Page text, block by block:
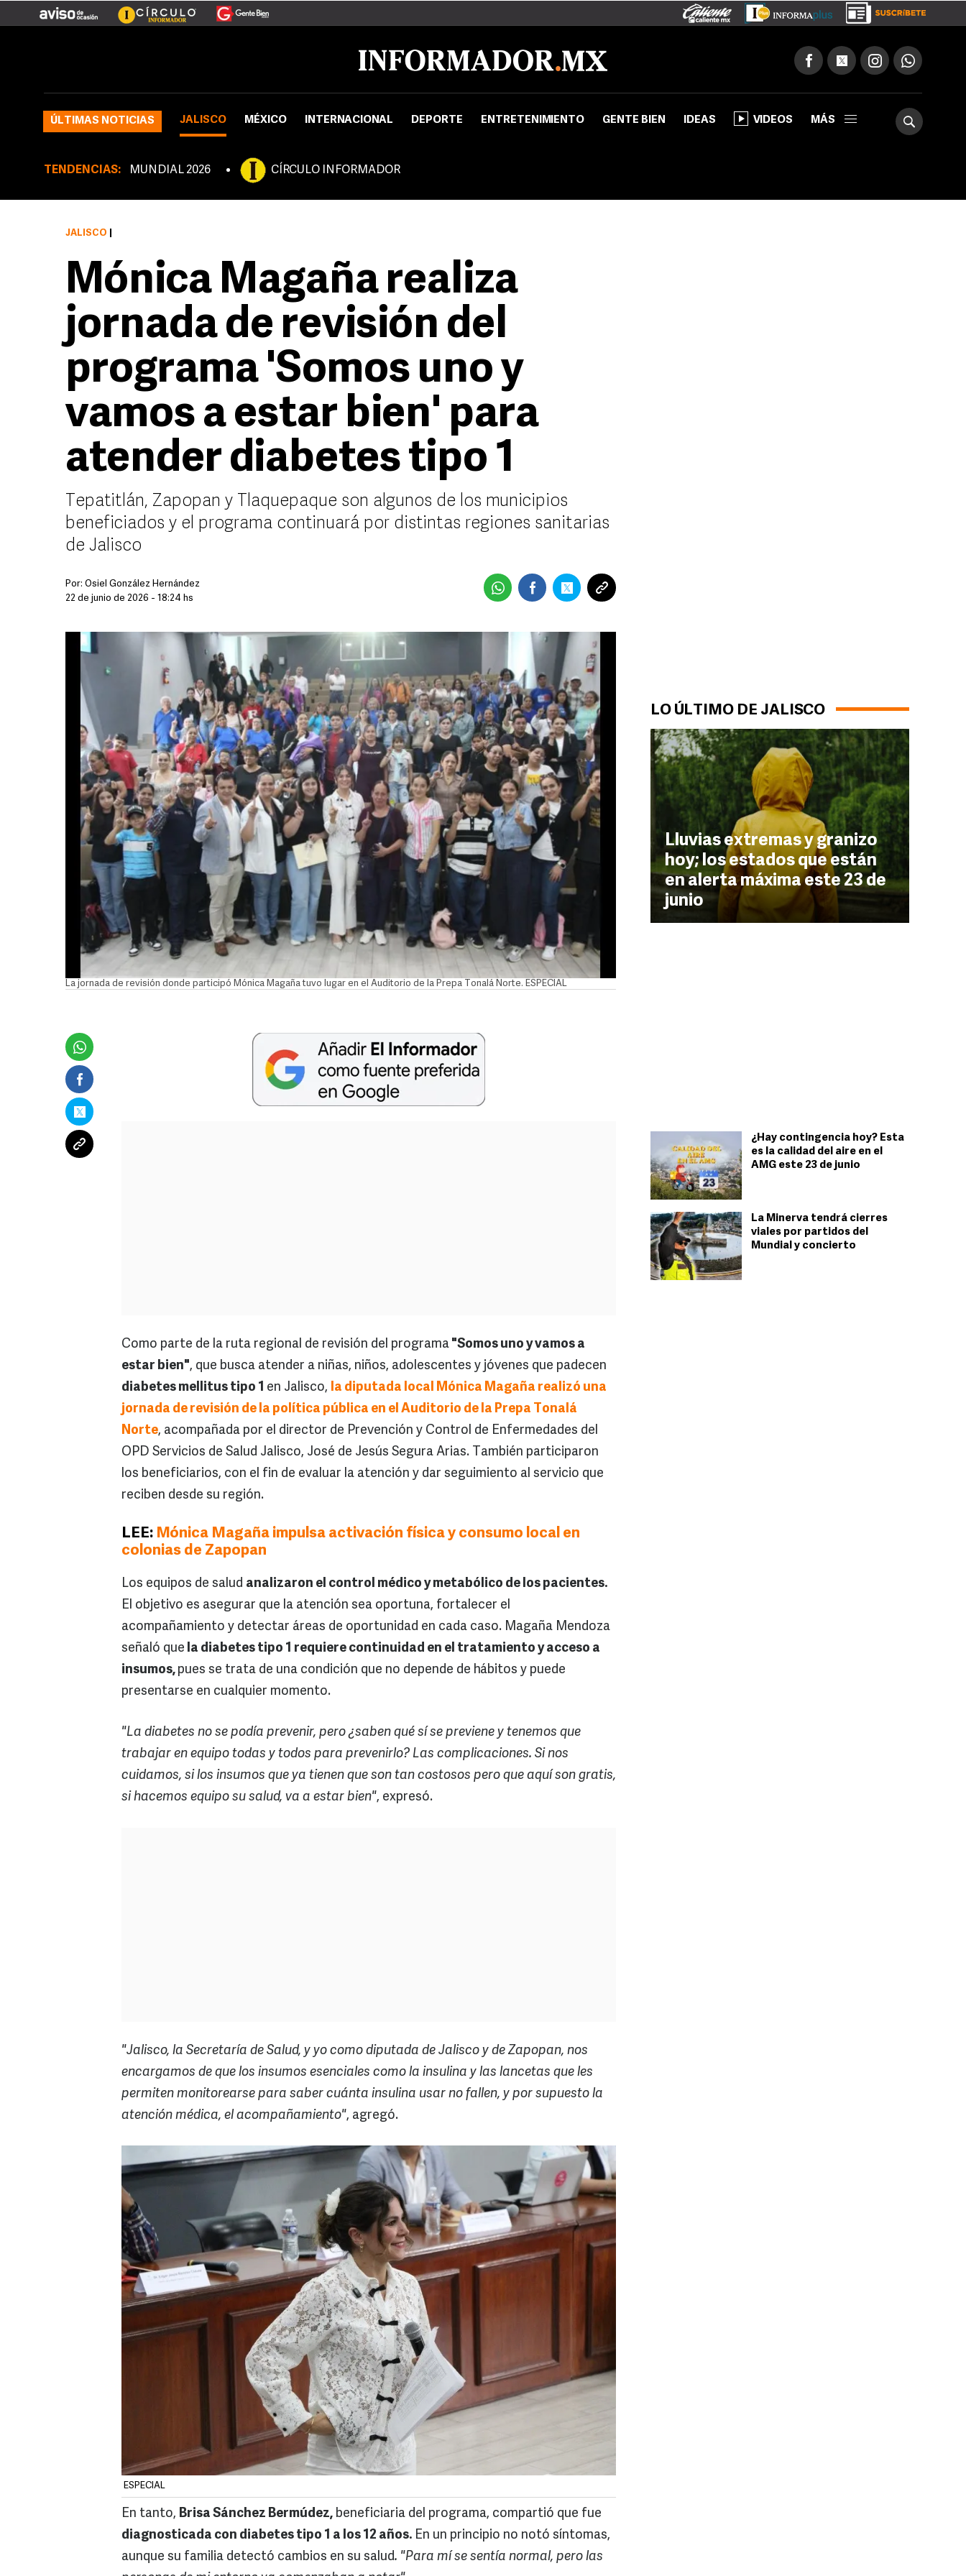
ÚLTIMAS NOTICIAS JALISCO MÉXICO INTERNACIONAL DEPORTE ENTRETENIMIENTO GENTE BIEN IDEAS VIDEOS MÁS
TENDENCIAS: MUNDIAL 2026 CÍRCULO INFORMADOR
LO ÚLTIMO DE JALISCO
Lluvias extremas y granizo
hoy; los estados que están
en alerta máxima este 23 de
junio
¿Hay contingencia hoy? Esta
es la calidad del aire en el
AMG este 23 de junio
La Minerva tendrá cierres
viales por partidos del
Mundial y concierto
JALISCO
Mónica Magaña realiza
jornada de revisión del
programa 'Somos uno y
vamos a estar bien' para
atender diabetes tipo 1
Tepatitlán, Zapopan y Tlaquepaque son algunos de los municipios
beneficiados y el programa continuará por distintas regiones sanitarias
de Jalisco
Por: Osiel González Hernández
22 de junio de 2026 - 18:24 hs
La jornada de revisión donde participó Mónica Magaña tuvo lugar en el Auditorio de la Prepa Tonalá Norte. ESPECIAL
Como parte de la ruta regional de revisión del programa "Somos uno y vamos a
estar bien", que busca atender a niñas, niños, adolescentes y jóvenes que padecen
diabetes mellitus tipo 1 en Jalisco, la diputada local Mónica Magaña realizó una
jornada de revisión de la política pública en el Auditorio de la Prepa Tonalá
Norte, acompañada por el director de Prevención y Control de Enfermedades del
OPD Servicios de Salud Jalisco, José de Jesús Segura Arias. También participaron
los beneficiarios, con el fin de evaluar la atención y dar seguimiento al servicio que
reciben desde su región.
LEE: Mónica Magaña impulsa activación física y consumo local en
colonias de Zapopan
Los equipos de salud analizaron el control médico y metabólico de los pacientes.
El objetivo es asegurar que la atención sea oportuna, fortalecer el
acompañamiento y detectar áreas de oportunidad en cada caso. Magaña Mendoza
señaló que la diabetes tipo 1 requiere continuidad en el tratamiento y acceso a
insumos, pues se trata de una condición que no depende de hábitos y puede
presentarse en cualquier momento.
"La diabetes no se podía prevenir, pero ¿saben qué sí se previene y tenemos que
trabajar en equipo todas y todos para prevenirlo? Las complicaciones. Si nos
cuidamos, si los insumos que ya tienen que son tan costosos pero que aquí son gratis,
si hacemos equipo su salud, va a estar bien", expresó.
"Jalisco, la Secretaría de Salud, y yo como diputada de Jalisco y de Zapopan, nos
encargamos de que los insumos esenciales como la insulina y las lancetas que les
permiten monitorearse para saber cuánta insulina usar no fallen, y por supuesto la
atención médica, el acompañamiento", agregó.
ESPECIAL
En tanto, Brisa Sánchez Bermúdez, beneficiaria del programa, compartió que fue
diagnosticada con diabetes tipo 1 a los 12 años. En un principio no notó síntomas,
aunque su familia detectó cambios en su salud. "Para mí se sentía normal, pero las